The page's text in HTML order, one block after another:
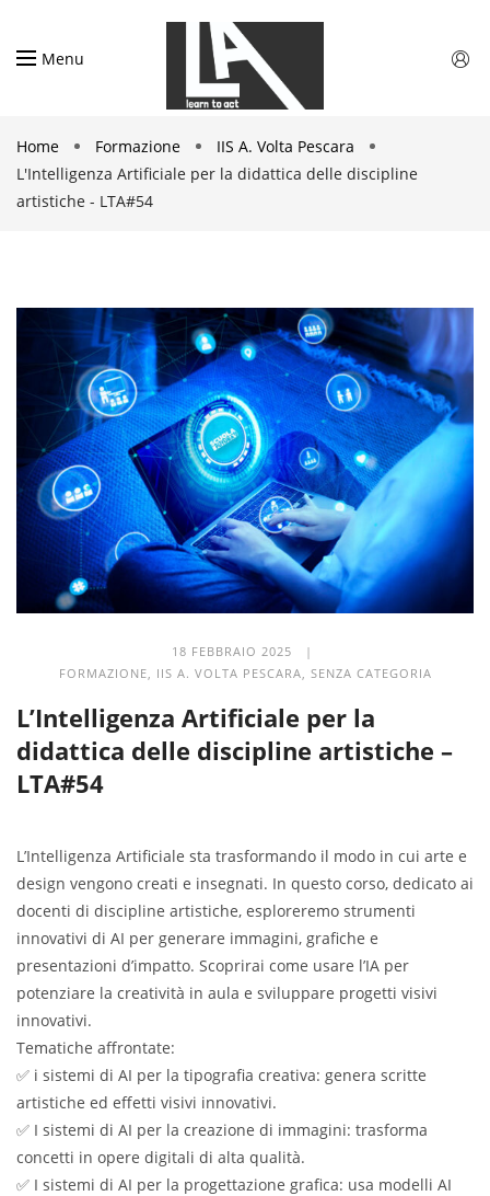
Menu
Home Formazione
IIS A. Volta Pescara
L'Intelligenza Artificiale per la didattica delle discipline
artistiche - LTA#54
18 FEBBRAIO 2025 |
FORMAZIONE
IIS A. VOLTA PESCARA SENZA CATEGORIA
L’Intelligenza Artificiale per la
didattica delle discipline artistiche –
LTA#54
L’Intelligenza Artificiale sta trasformando il modo in cui arte e
design vengono creati e insegnati. In questo corso, dedicato ai
docenti di discipline artistiche, esploreremo strumenti
innovativi di AI per generare immagini, grafiche e
presentazioni d’impatto. Scoprirai come usare l’IA per
potenziare la creatività in aula e sviluppare progetti visivi
innovativi.
Tematiche affrontate:
✅ i sistemi di AI per la tipografia creativa: genera scritte
artistiche ed effetti visivi innovativi.
✅ I sistemi di AI per la creazione di immagini: trasforma
concetti in opere digitali di alta qualità.
✅ I sistemi di AI per la progettazione grafica: usa modelli AI